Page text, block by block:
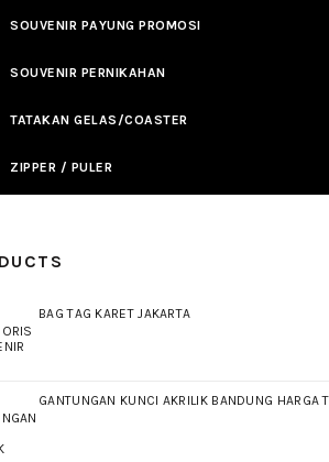
SOUVENIR PAYUNG PROMOSI
SOUVENIR PERNIKAHAN
TATAKAN GELAS/COASTER
ZIPPER / PULER
BAG TAG KARET JAKARTA
GANTUNGAN KUNCI AKRILIK BANDUNG HARGA